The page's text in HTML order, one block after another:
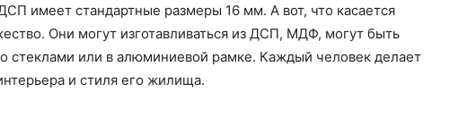
имеет стандартные размеры 16 мм. А вот, что касается
Они могут изготавливаться из ДСП, МДФ, могут быть
или в алюминиевой рамке. Каждый человек делает
и стиля его жилища.